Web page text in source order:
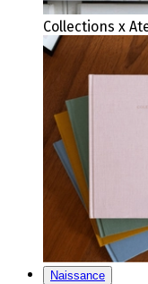
Collections x
Naissance